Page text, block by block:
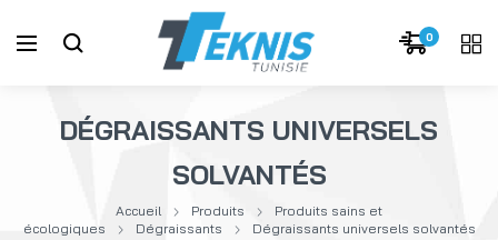
0
DÉGRAISSANTS UNIVERSELS
SOLVANTÉS
Accueil Produits
Produits sains et
écologiques
Dégraissants Dégraissants universels solvantés